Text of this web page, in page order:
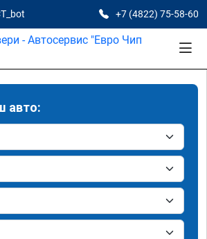
+7 (4822) 75-58-60
авто: